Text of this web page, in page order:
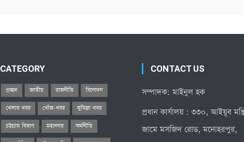
CATEGORY
প্রচ্ছদ জাতীয় রাজনীতি বিনোদন
খেলার খবর খোঁজ-খবর কুমিল্লা খবর
চট্টগ্রাম বিভাগ মহানগর অর্থনীতি
CONTACT US
সম্পাদক: মাইনুল হক
প্রধান কার্যালয় : ৩৩০, আইয়ূব
জামে মসজিদ রোড, মনোহরপুর,